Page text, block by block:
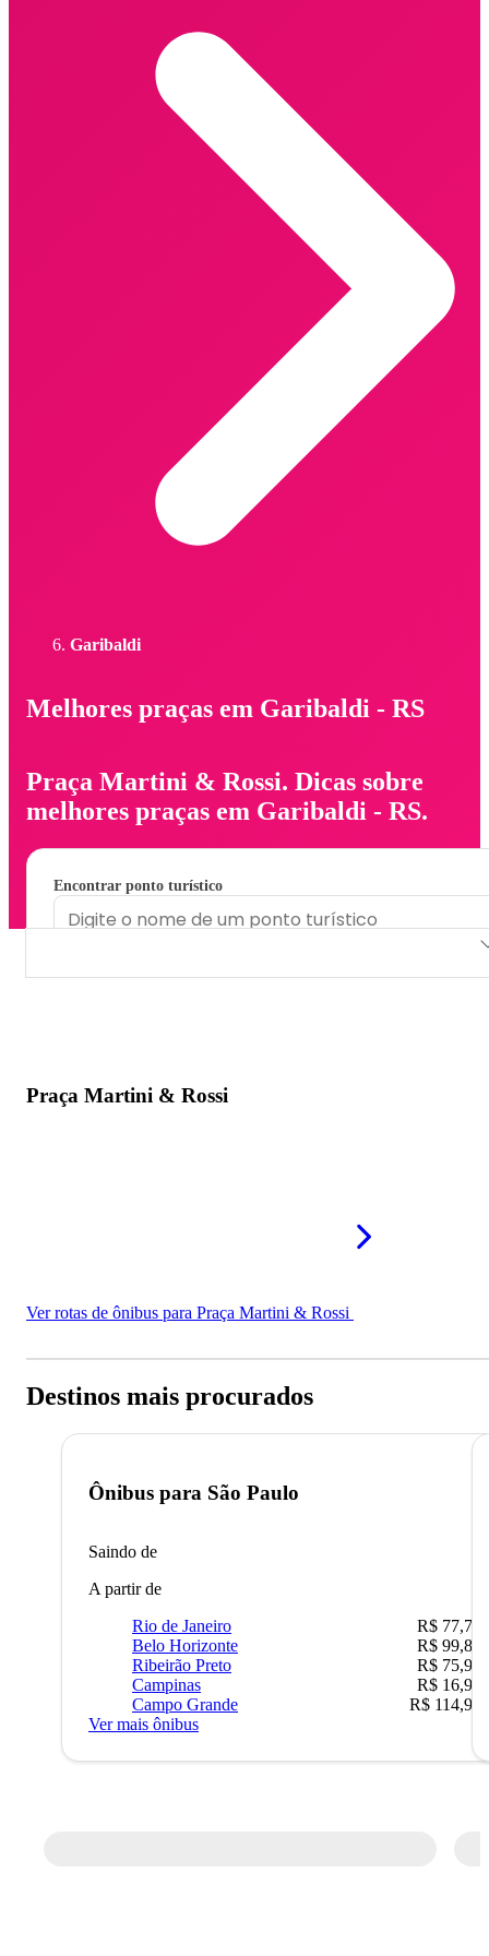
Garibaldi
Melhores praças em Garibaldi - RS
Praça Martini & Rossi. Dicas sobre
melhores praças em Garibaldi - RS.
Encontrar ponto turístico
Praça Martini & Rossi
Ver rotas de ônibus para Praça Martini & Rossi
Destinos mais procurados
Ônibus para São Paulo
Saindo de
A partir de
Rio de Janeiro
R$ 77,70
Belo Horizonte
R$ 99,89
Ribeirão Preto
R$ 75,90
Campinas
R$ 16,90
Campo Grande
R$ 114,90
Ver mais ônibus